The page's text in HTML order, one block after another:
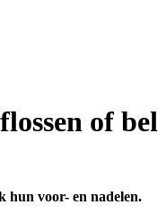
of
hun voor- en nadelen.